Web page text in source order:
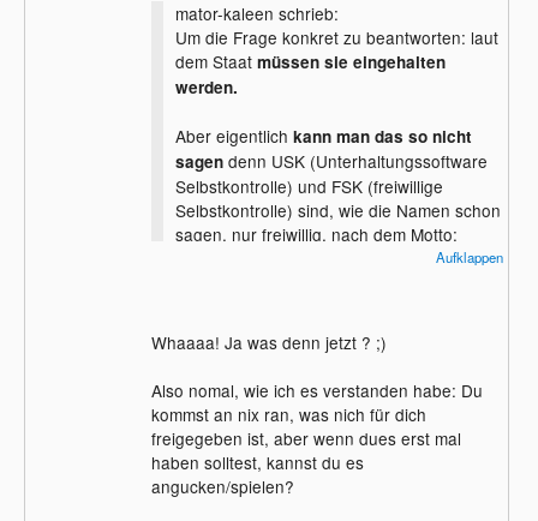
mator-kaleen schrieb:
Um die Frage konkret zu beantworten: laut
dem Staat müssen sie eingehalten
werden.
Aber eigentlich kann man das so nicht
sagendenn USK (Unterhaltungssoftware
Selbstkontrolle) und FSK (freiwillige
Selbstkontrolle) sind, wie die Namen schon
sagen, nur freiwillig, nach dem Motto:
"Solltest du an ein Spiel herankommen,
wer sich ausweisen kann , dem darf ein
Spiel verkauft werden.
Aufklappen
Whaaaa! Ja was denn jetzt ? ;)
Also nomal, wie ich es verstanden habe: Du
kommst an nix ran, was nich für dich
freigegeben ist, aber wenn dues erst mal
haben solltest, kannst du es
angucken/spielen?